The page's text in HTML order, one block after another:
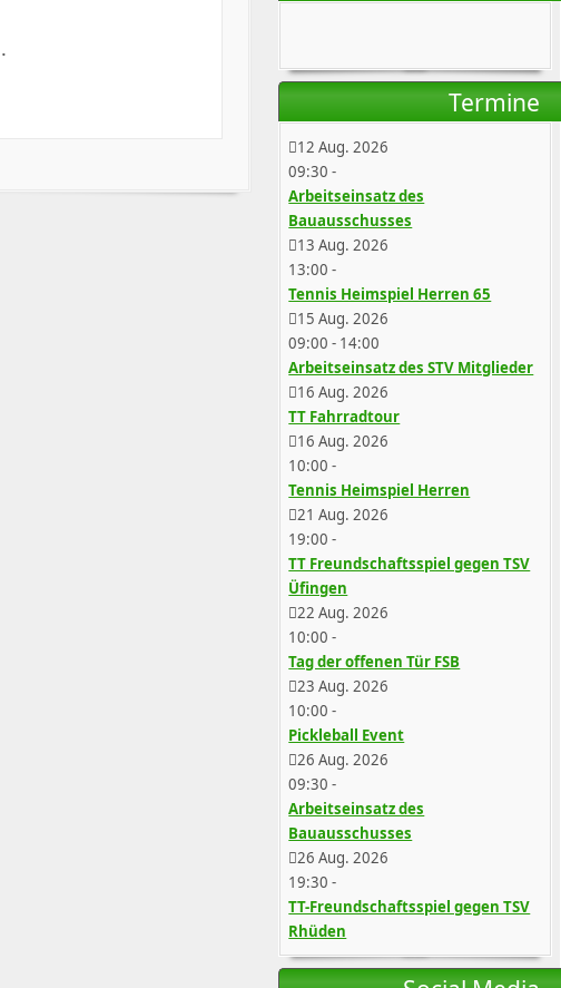
Termine
12 Aug. 2026
09:30 -
Arbeitseinsatz des
Bauausschusses
13 Aug. 2026
13:00 -
Tennis Heimspiel Herren 65
15 Aug. 2026
09:00 - 14:00
Arbeitseinsatz des STV Mitglieder
16 Aug. 2026
TT Fahrradtour
16 Aug. 2026
10:00 -
Tennis Heimspiel Herren
21 Aug. 2026
19:00 -
TT Freundschaftsspiel gegen TSV
Üfingen
22 Aug. 2026
10:00 -
Tag der offenen Tür FSB
23 Aug. 2026
10:00 -
Pickleball Event
26 Aug. 2026
09:30 -
Arbeitseinsatz des
Bauausschusses
26 Aug. 2026
19:30 -
TT-Freundschaftsspiel gegen TSV
Rhüden
.